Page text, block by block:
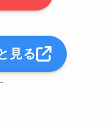
見る